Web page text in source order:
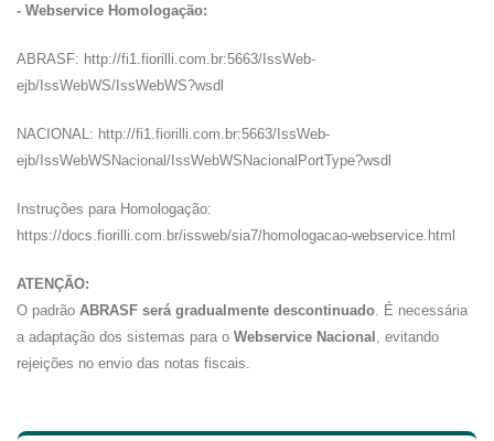
- Webservice Homologação:
ABRASF: http://fi1.fiorilli.com.br:5663/IssWeb-
ejb/IssWebWS/IssWebWS?wsdl
NACIONAL: http://fi1.fiorilli.com.br:5663/IssWeb-
ejb/IssWebWSNacional/IssWebWSNacionalPortType?wsdl
Instruções para Homologação:
https://docs.fiorilli.com.br/issweb/sia7/homologacao-webservice.html
ATENÇÃO:
O padrão ABRASF será gradualmente descontinuado. É necessária
a adaptação dos sistemas para o Webservice Nacional , evitando
rejeições no envio das notas fiscais.